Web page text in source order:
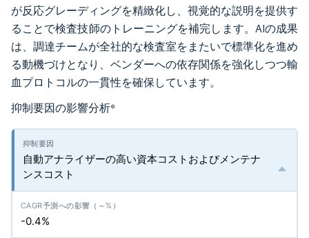
が反応グレーディングを精緻化し、視覚的な説明を提供す
ることで検査技師のトレーニングを補完します。AIの成果
は、調達チームが全社的な検査室をまたいで標準化を進め
る動機づけとなり、ベンダーへの依存関係を強化しつつ輸
血プロトコルの一貫性を確保しています。
抑制要因の影響分析*
自動アナライザーの高い資本コストおよびメンテナ
ンスコスト
-0.4%